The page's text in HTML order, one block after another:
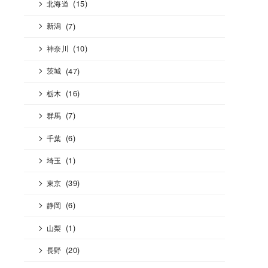
北海道 (15)
新潟 (7)
神奈川 (10)
茨城 (47)
栃木 (16)
群馬 (7)
千葉 (6)
埼玉 (1)
東京 (39)
静岡 (6)
山梨 (1)
長野 (20)